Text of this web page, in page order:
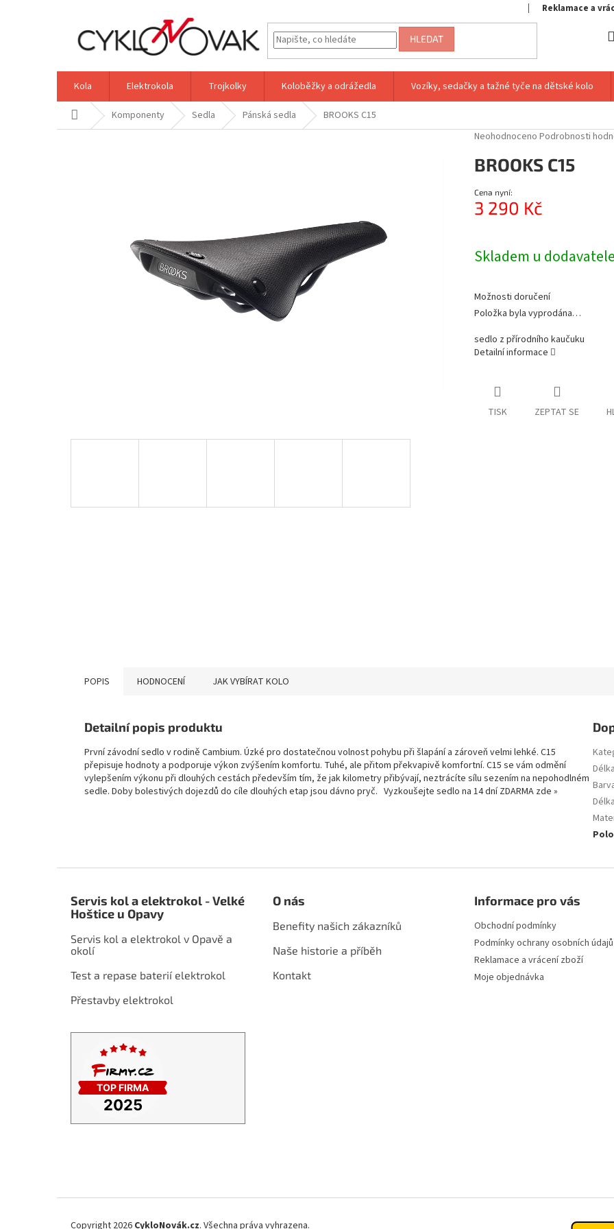
Reklamace a
HLEDAT
Kola Elektrokola Trojkolky Koloběžky a odrážedla Vozíky, sedačky a tažné tyče na dětské kolo
Domů Komponenty Sedla Pánská sedla
BROOKS C15
Průměrné
produktu
je
0,0
z
5
Neohodnoceno Podrobnosti
BROOKS C15
Cena nyní:
3 290 Kč
Skladem u
Možnosti doručení
Položka byla vyprodána…
sedlo z přírodního kaučuku
Detailní informace
TISK ZEPTAT SE
POPIS HODNOCENÍ JAK VYBÍRAT KOLO
Detailní popis produktu
První závodní sedlo v rodině Cambium. Úzké pro dostatečnou volnost pohybu při šlapání a zároveň velmi lehké. C15
přepisuje hodnoty a podporuje výkon zvýšením komfortu. Tuhé, ale přitom překvapivě komfortní. C15 se vám odmění
vylepšením výkonu při dlouhých cestách především tím, že jak kilometry přibývají, neztrácíte sílu sezením na nepohodlném
sedle. Doby bolestivých dojezdů do cíle dlouhých etap jsou dávno pryč. Vyzkoušejte sedlo na 14 dní ZDARMA zde »
Délka
Servis kol a elektrokol - Velké
Hoštice u Opavy
Servis kol a elektrokol v Opavě a
okolí
Test a repase baterií elektrokol
Přestavby elektrokol
O nás
Benefity našich zákazníků
Naše historie a příběh
Kontakt
Informace pro vás
Obchodní podmínky
Podmínky ochrany osobních údajů
Reklamace a vrácení zboží
Moje objednávka
Copyright 2026 CykloNovák.cz. Všechna práva vyhrazena.